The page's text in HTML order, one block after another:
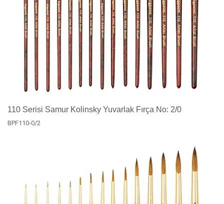
110 Serisi Samur Kolinsky Yuvarlak Fırça No: 2/0
BPF110-0/2